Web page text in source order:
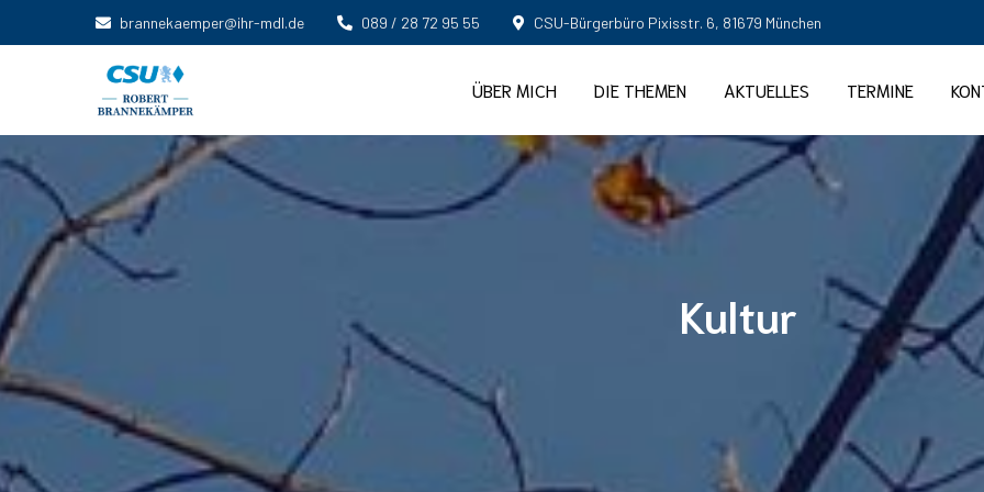
brannekaemper@ihr-mdl.de 089 / 28 72 95 55 CSU-Bürgerbüro Pixisstr. 6, 81679 München
ÜBER MICH DIE THEMEN AKTUELLES TERMINE
Kultur